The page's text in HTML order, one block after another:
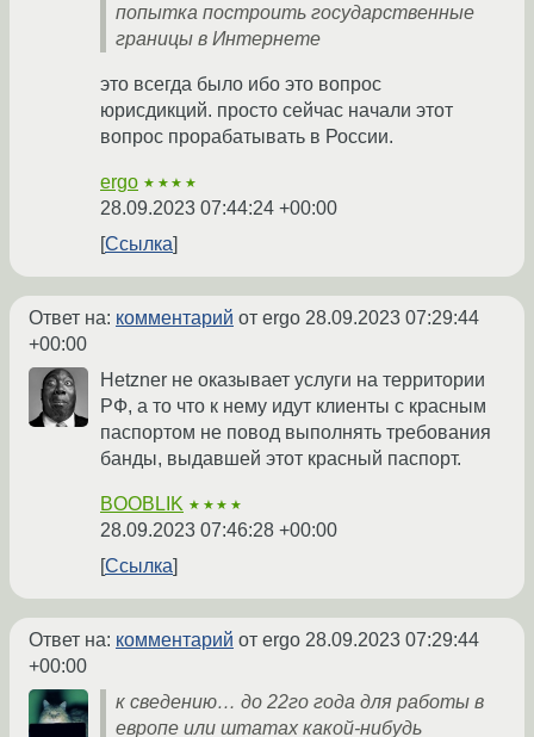
попытка построить государственные
границы в Интернете
это всегда было ибо это вопрос
юрисдикций. просто сейчас начали этот
вопрос прорабатывать в России.
ergo ★★★★
28.09.2023 07:44:24 +00:00
Ссылка
Ответ на: комментарий от ergo 28.09.2023 07:29:44
+00:00
Hetzner не оказывает услуги на территории
РФ, а то что к нему идут клиенты с красным
паспортом не повод выполнять требования
банды, выдавшей этот красный паспорт.
BOOBLIK ★★★★
28.09.2023 07:46:28 +00:00
Ссылка
Ответ на: комментарий от ergo 28.09.2023 07:29:44
+00:00
к сведению… до 22го года для работы в
европе или штатах какой-нибудь